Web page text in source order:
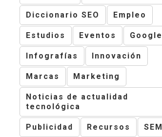
Diccionario SEO Empleo
Estudios Eventos Google
Infografías Innovación
Marcas Marketing
Noticias de actualidad
tecnológica
Publicidad Recursos SEM